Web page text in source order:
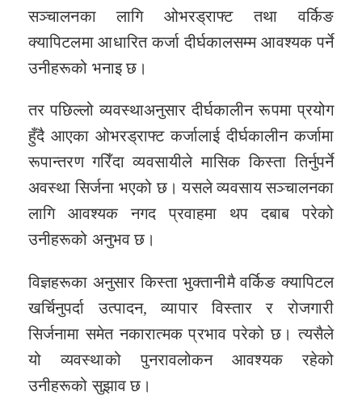
सञ्चालनका लागि ओभरड्राफ्ट तथा वर्किङ
क्यापिटलमा आधारित कर्जा दीर्घकालसम्म आवश्यक पर्ने
उनीहरूको भनाइ छ।
तर पछिल्लो व्यवस्थाअनुसार दीर्घकालीन रूपमा प्रयोग
हुँदै आएका ओभरड्राफ्ट कर्जालाई दीर्घकालीन कर्जामा
रूपान्तरण गरिँदा व्यवसायीले मासिक किस्ता तिर्नुपर्ने
अवस्था सिर्जना भएको छ। यसले व्यवसाय सञ्चालनका
लागि आवश्यक नगद प्रवाहमा थप दबाब परेको
उनीहरूको अनुभव छ।
विज्ञहरूका अनुसार किस्ता भुक्तानीमै वर्किङ क्यापिटल
खर्चिनुपर्दा उत्पादन, व्यापार विस्तार र रोजगारी
सिर्जनामा समेत नकारात्मक प्रभाव परेको छ। त्यसैले
यो व्यवस्थाको पुनरावलोकन आवश्यक रहेको
उनीहरूको सुझाव छ।